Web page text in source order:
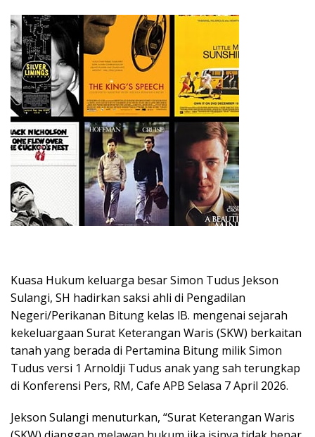
Kuasa Hukum keluarga besar Simon Tudus Jekson
Sulangi, SH hadirkan saksi ahli di Pengadilan
Negeri/Perikanan Bitung kelas lB. mengenai sejarah
kekeluargaan Surat Keterangan Waris (SKW) berkaitan
tanah yang berada di Pertamina Bitung milik Simon
Tudus versi 1 Arnoldji Tudus anak yang sah terungkap
di Konferensi Pers, RM, Cafe APB Selasa 7 April 2026.
Jekson Sulangi menuturkan, “Surat Keterangan Waris